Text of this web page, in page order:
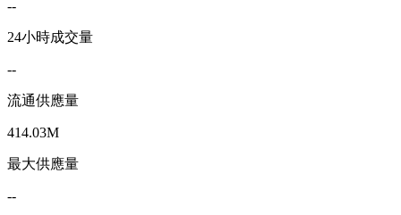
--
24小時成交量
--
流通供應量
414.03M
最大供應量
--